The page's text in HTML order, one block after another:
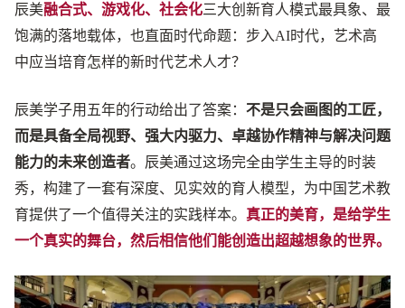
辰美融合式、游戏化、社会化三大创新育人模式最具象、最
饱满的落地载体，也直面时代命题： 步入AI时代，艺术高
中应当培育怎样的新时代艺术人才？
辰美学子用五年的行动给出了答案： 不是只会画图的工匠，
而是具备全局视野、强大内驱力、卓越协作精神与解决问题
能力的未来创造者。辰美通过这场完全由学生主导的时装
秀，构建了一套有深度、见实效的育人模型，为中国艺术教
育提供了一个值得关注的实践样本。 真正的美育，是给学生
一个真实的舞台，然后相信他们能创造出超越想象的世界。